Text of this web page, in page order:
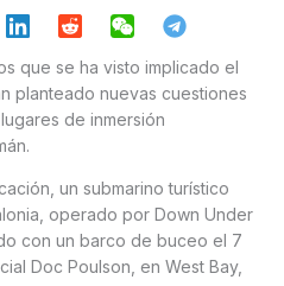
que se ha visto implicado el
planteado nuevas cuestiones
de inmersión
un submarino turístico
operado por Down Under
con un barco de buceo el 7
Doc Poulson, en West Bay,